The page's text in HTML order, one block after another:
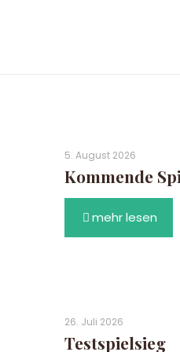
5. August 2026
Kommende
mehr lesen
26. Juli 2026
Testspielsieg